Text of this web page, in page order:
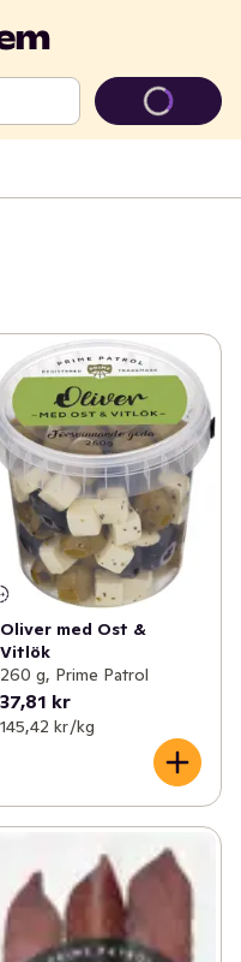
Oliver med Ost &
Vitlök
260 g, Prime Patrol
37,81 kr
145,42 kr /kg